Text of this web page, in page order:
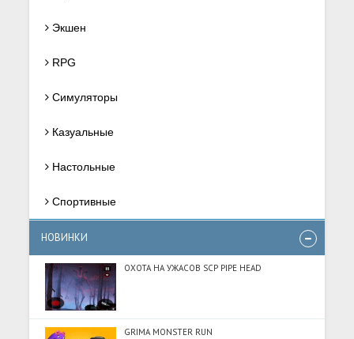
Экшен
RPG
Симуляторы
Казуальные
Настольные
Спортивные
НОВИНКИ
ОХОТА НА УЖАСОВ SCP PIPE HEAD
GRIMA MONSTER RUN